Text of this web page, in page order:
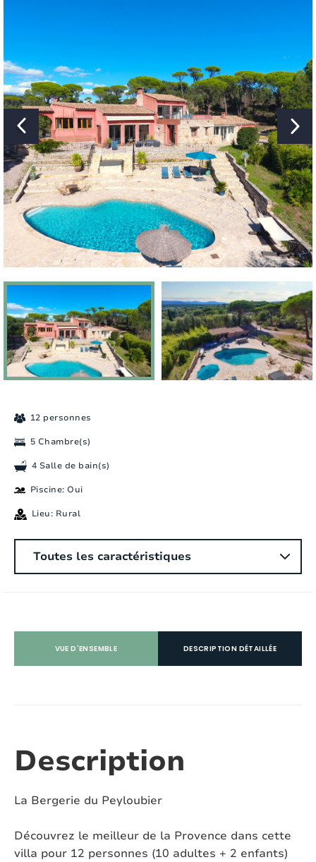
12 personnes
5 Chambre(s)
4 Salle de bain(s)
Piscine: Oui
Lieu: Rural
Général
Nombre de salle de bain:
Climatisation:
Piscine:
Piscine chauffée: Non
Toutes les caractéristiques
VUE D'ENSEMBLE DESCRIPTION DÉTAILLÉE
Description
La Bergerie du Peyloubier
Découvrez le meilleur de la Provence dans cette
villa pour 12 personnes (10 adultes + 2 enfants)